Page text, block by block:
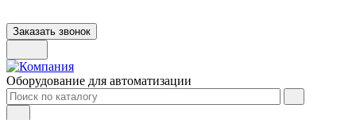
Заказать звонок
Оборудование для автоматизации